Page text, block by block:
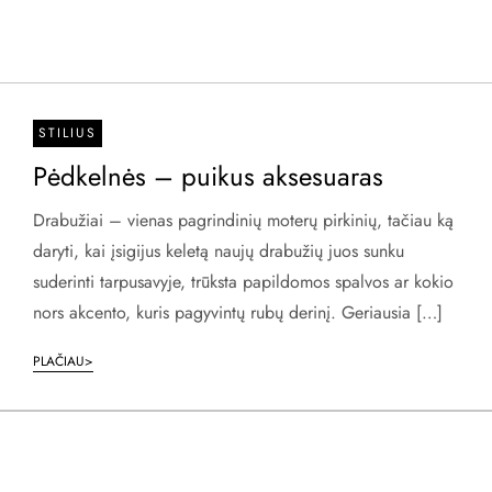
STILIUS
Pėdkelnės – puikus aksesuaras
Drabužiai – vienas pagrindinių moterų pirkinių, tačiau ką
daryti, kai įsigijus keletą naujų drabužių juos sunku
suderinti tarpusavyje, trūksta papildomos spalvos ar kokio
nors akcento, kuris pagyvintų rubų derinį. Geriausia […]
PLAČIAU>